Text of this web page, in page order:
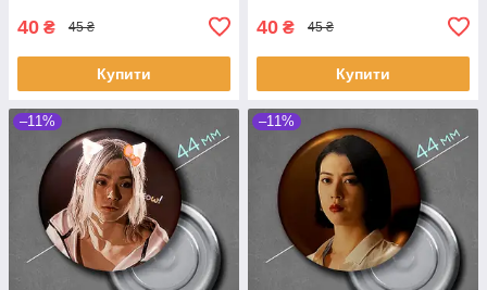
40 ₴ 45 ₴
Купити
40 ₴ 45 ₴
Купити
–11% –11%